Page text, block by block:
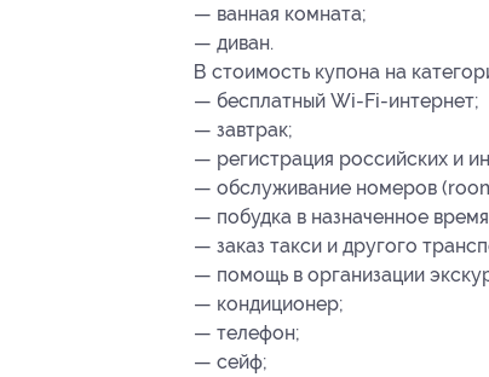
— ванная комната;
— диван.
В стоимость купона на
— бесплатный Wi-Fi-интернет;
— завтрак;
— регистрация российских и
— обслуживание номеров
— побудка в назначенное
— заказ такси и другого
— помощь в организации
— кондиционер;
— телефон;
— сейф;